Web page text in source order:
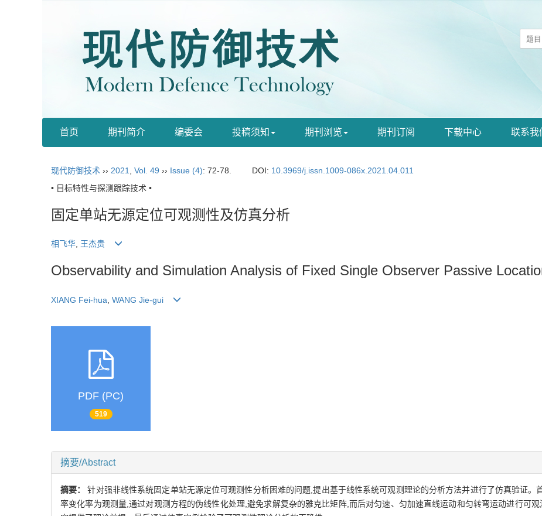
首页 期刊简介 编委会 投稿须知 期刊浏览 期刊订阅 下载中心 联系我
现代防御技术 ›› 2021 Vol. 49 ›› Issue (4): 72-78. DOI: 10.3969/j.issn.1009-086x.2021.04.011
• 目标特性与探测跟踪技术 •
固定单站无源定位可观测性及仿真分析
相飞华, 王杰贵
Observability and Simulation Analysis of Fixed Single Observer Passive
XIANG Fei-hua WANG Jie-gui
PDF (PC)
519
摘要/Abstract
摘要：针对强非线性系统固定单站无源定位可观测性分析困难的问题,提出基于线性系统可观测理论的分析方法并进行了仿真验证。
率变化率为观测量,通过对观测方程的伪线性化处理,避免求解复杂的雅克比矩阵,而后对匀速、匀加速直线运动和匀转弯运动进行可